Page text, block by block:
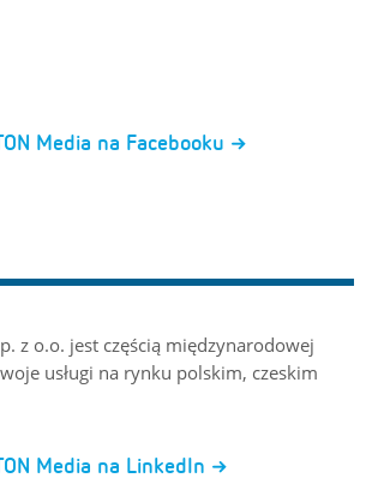
Media na Facebooku
z o.o. jest częścią międzynarodowej
usługi na rynku polskim, czeskim
Media na LinkedIn